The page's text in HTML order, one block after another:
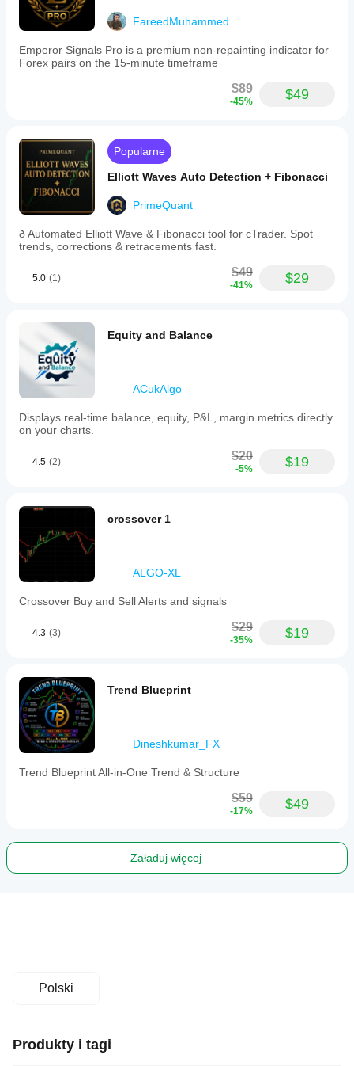
FareedMuhammed
Emperor Signals Pro is a premium non-repainting indicator for
Forex pairs on the 15-minute timeframe
$89
-45% $49
Popularne
Elliott Waves Auto Detection + Fibonacci
PrimeQuant
ð Automated Elliott Wave & Fibonacci tool for cTrader. Spot
trends, corrections & retracements fast.
5.0 (1) $49
-41% $29
Equity and Balance
ACukAlgo
Displays real-time balance, equity, P&L, margin metrics directly
on your charts.
4.5 (2) $20
-5% $19
crossover 1
ALGO-XL
Crossover Buy and Sell Alerts and signals
4.3 (3) $29
-35% $19
Trend Blueprint
Dineshkumar_FX
Trend Blueprint All-in-One Trend & Structure
$59
-17% $49
Załaduj więcej
Polski
Produkty i tagi